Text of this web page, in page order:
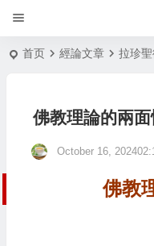
首页 經論文章 拉珍
佛教理論的兩
October 16,
佛教